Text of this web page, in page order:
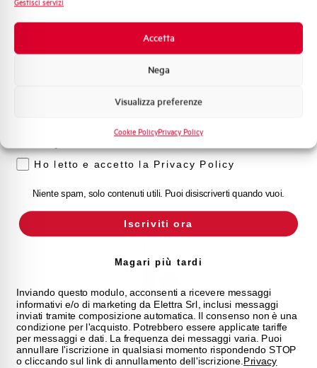
Gestisci servizi
Accetta
Nega
Visualizza preferenze
Cookie PolicyPrivacy Policy
MBS32NG-063
SALVAMOTORE AEG Mbs32NG 4-6,3A
MBS32NG-100
Promozioni e offerte
Formazione tecnica
Voglio ricevere aggiornamenti, novità di
Ho letto e accetto la Privacy Policy
Niente spam, solo contenuti utili. Puoi disiscriverti quando vuoi.
Iscriviti ora
Magari più tardi
Inviando questo modulo, acconsenti a ricevere messaggi
informativi e/o di marketing da Elettra Srl, inclusi messaggi
inviati tramite composizione automatica. Il consenso non è una
condizione per l'acquisto. Potrebbero essere applicate tariffe
per messaggi e dati. La frequenza dei messaggi varia. Puoi
annullare l'iscrizione in qualsiasi momento rispondendo STOP
o cliccando sul link di annullamento dell'iscrizione. Privacy